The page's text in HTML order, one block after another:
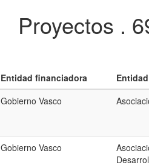
Proyectos .
Entidad financiadora
Gobierno Vasco
Gobierno Vasco